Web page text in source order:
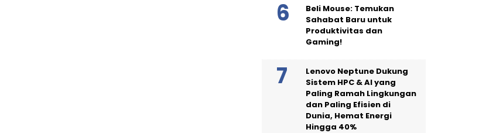
Beli Mouse: Temukan
Sahabat Baru untuk
Produktivitas dan
Gaming!
Lenovo Neptune Dukung
Sistem HPC & AI yang
Paling Ramah Lingkungan
dan Paling Efisien di
Dunia, Hemat Energi
Hingga 40%